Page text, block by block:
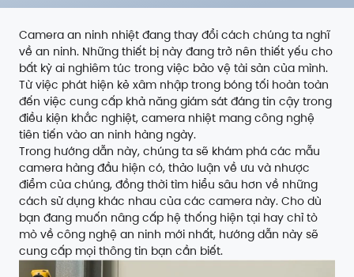
Camera an ninh nhiệt đang thay đổi cách chúng ta nghĩ
về an ninh. Những thiết bị này đang trở nên thiết yếu cho
bất kỳ ai nghiêm túc trong việc bảo vệ tài sản của mình.
Từ việc phát hiện kẻ xâm nhập trong bóng tối hoàn toàn
đến việc cung cấp khả năng giám sát đáng tin cậy trong
điều kiện khắc nghiệt, camera nhiệt mang công nghệ
tiên tiến vào an ninh hàng ngày.
Trong hướng dẫn này, chúng ta sẽ khám phá các mẫu
camera hàng đầu hiện có, thảo luận về ưu và nhược
điểm của chúng, đồng thời tìm hiểu sâu hơn về những
cách sử dụng khác nhau của các camera này. Cho dù
bạn đang muốn nâng cấp hệ thống hiện tại hay chỉ tò
mò về công nghệ an ninh mới nhất, hướng dẫn này sẽ
cung cấp mọi thông tin bạn cần biết.